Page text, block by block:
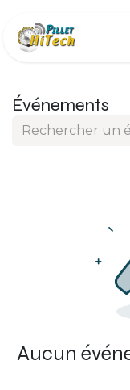
Événements
Aucun